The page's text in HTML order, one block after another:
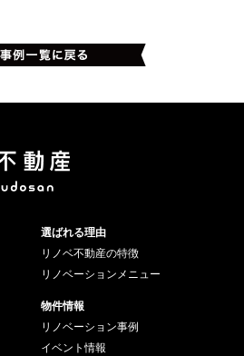
選ばれる理由
リノベ不動産の特徴
リノベーションメニュー
物件情報
リノベーション事例
イベント情報